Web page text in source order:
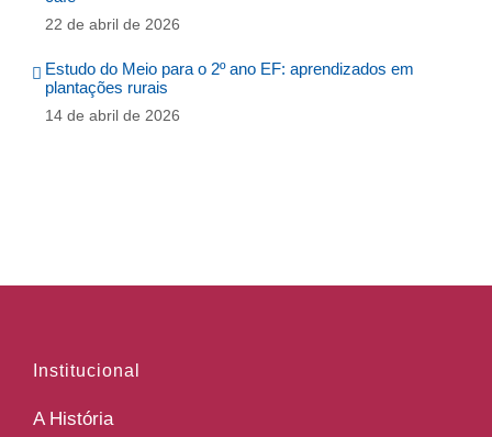
22 de abril de 2026
Estudo do Meio para o 2º ano EF: aprendizados em
plantações rurais
14 de abril de 2026
Institucional
A História